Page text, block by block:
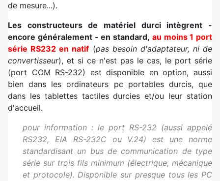
de mesure...).
Les constructeurs de matériel durci intègrent -
encore généralement - en standard, au moins 1 port
série RS232 en natif (pas besoin d'adaptateur, ni de
convertisseur), et si ce n'est pas le cas, le port série
(port COM RS-232) est disponible en option, aussi
bien dans les ordinateurs pc portables durcis, que
dans les tablettes tactiles durcies et/ou leur station
d'accueil.
pour information : le port RS-232 (aussi appelé
RS232, EIA RS-232C ou V.24) est une norme
standardisant un bus de communication de type
série sur trois fils minimum (électrique, mécanique
et protocole). Disponible sur presque tous les PC